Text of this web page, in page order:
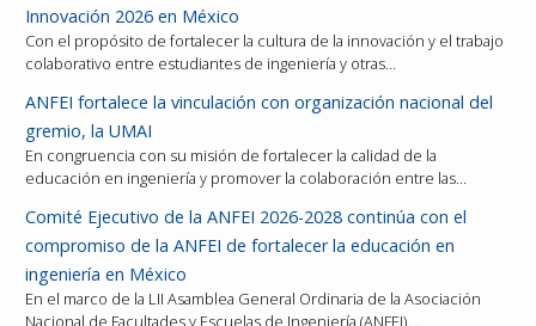
Afiliación
Innovación 2026 en México
Con el propósito de fortalecer la cultura de la innovación y el trabajo
colaborativo entre estudiantes de ingeniería y otras…
ANFEI fortalece la vinculación con organización nacional del
gremio, la UMAI
En congruencia con su misión de fortalecer la calidad de la
educación en ingeniería y promover la colaboración entre las…
Comité Ejecutivo de la ANFEI 2026-2028 continúa con el
compromiso de la ANFEI de fortalecer la educación en
ingeniería en México
En el marco de la LII Asamblea General Ordinaria de la Asociación
Nacional de Facultades y Escuelas de Ingeniería (ANFEI),…